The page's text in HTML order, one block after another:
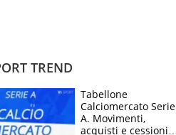
TREND
Tabellone
Calciomercato Serie
A. Movimenti,
acquisti e cessioni: